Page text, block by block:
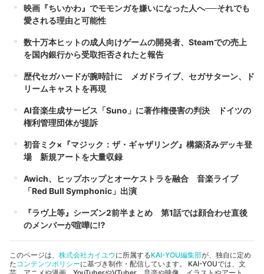
映画『ちいかわ』でモモンガを嫌いになった人へ──それでも
愛される理由と可能性
数十万本ヒットの成人向けゲームの開発者、Steamでの売上
を国内銀行から受取拒否されたと報告
歴代セガハードが腕時計に メガドライブ、セガサターン、ド
リームキャストを再現
AI音楽生成サービス「Suno」に著作権侵害の判決 ドイツの
権利管理団体が提訴
初音ミク×『マジック：ザ・ギャザリング』構築済みデッキ登
場 新規アートを大量収録
Awich、ヒップホップとオーケストラを融合 音楽ライブ
「Red Bull Symphonic」出演
『ラヴ上等』シーズン2前半まとめ 第1話では顔合わせ直後
のメンバーが喧嘩に⁉︎
このページは、 株式会社カイユウに所属するKAI-YOU編集部が、独自に定め
た コンテンツポリシーに基づき制作・配信しています。 KAI-YOUでは、文